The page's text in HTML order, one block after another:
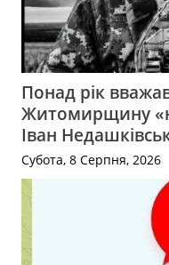
Понад рік
Житомирщину
Іван
Субота, 8 Серпня, 2026